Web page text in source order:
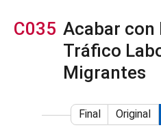
C035 Acabar con
Tráfico
Migrantes
Final Original